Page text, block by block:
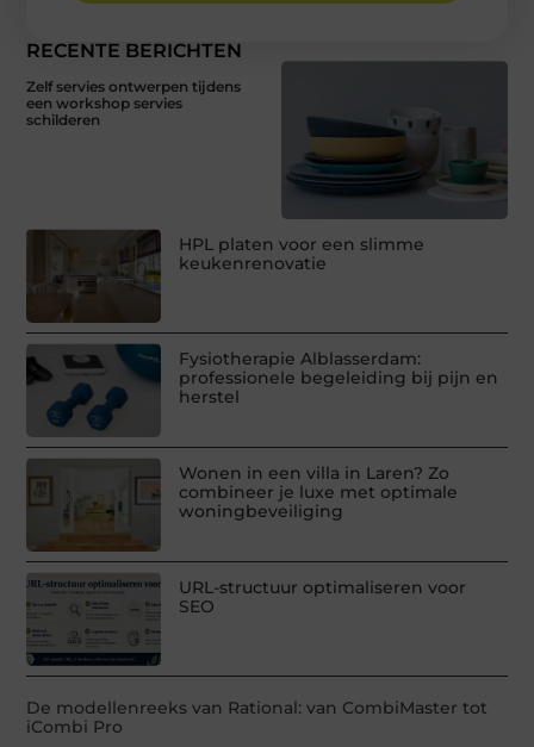
RECENTE BERICHTEN
Zelf servies ontwerpen tijdens
een workshop servies
schilderen
HPL platen voor een slimme
keukenrenovatie
Fysiotherapie Alblasserdam:
professionele begeleiding bij pijn en
herstel
Wonen in een villa in Laren? Zo
combineer je luxe met optimale
woningbeveiliging
URL-structuur optimaliseren voor
SEO
De modellenreeks van Rational: van CombiMaster tot
iCombi Pro